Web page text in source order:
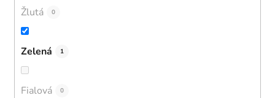
Žlutá 0
Zelená 1
Fialová 0